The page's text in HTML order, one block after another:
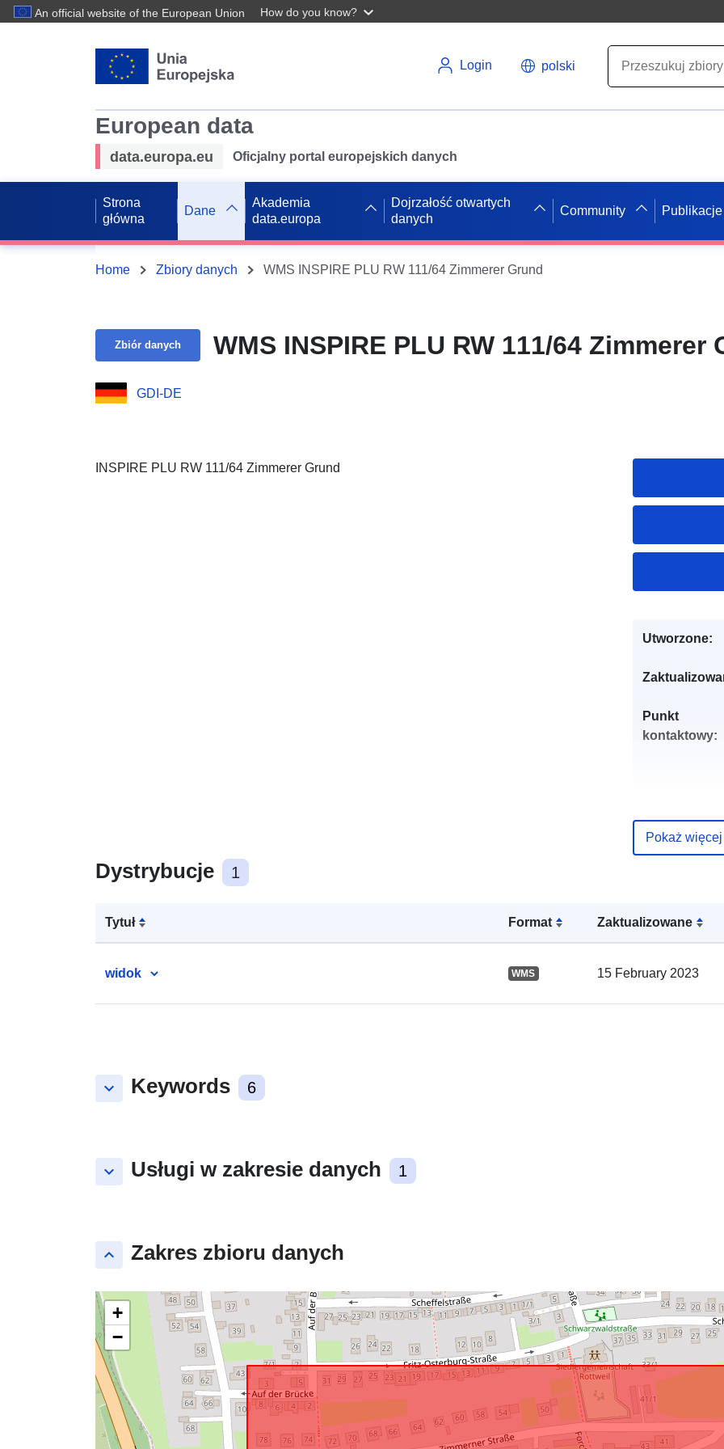
An official website of the European Union How do you know?
Login polski
European data
data.europa.eu Oficjalny portal europejskich danych
Strona
główna
Dane
Akademia
data.europa
Dojrzałość otwartych
danych
Community Publikacje
Home Zbiory danych WMS INSPIRE PLU RW 111/64 Zimmerer Grund
Zbiór danych WMS INSPIRE PLU RW 111/64 Zimmerer
GDI-DE
INSPIRE PLU RW 111/64 Zimmerer Grund
Dystrybucje 1
Tytuł Format Zaktualizowane
widok WMS 15 February 2023
keyboard_arrow_down Keywords 6
keyboard_arrow_down Usługi w zakresie danych 1
keyboard_arrow_up Zakres zbioru danych
+
−
Utworzone:
Punkt
kontaktowy:
Przestrzenne:
Pokaż więcej